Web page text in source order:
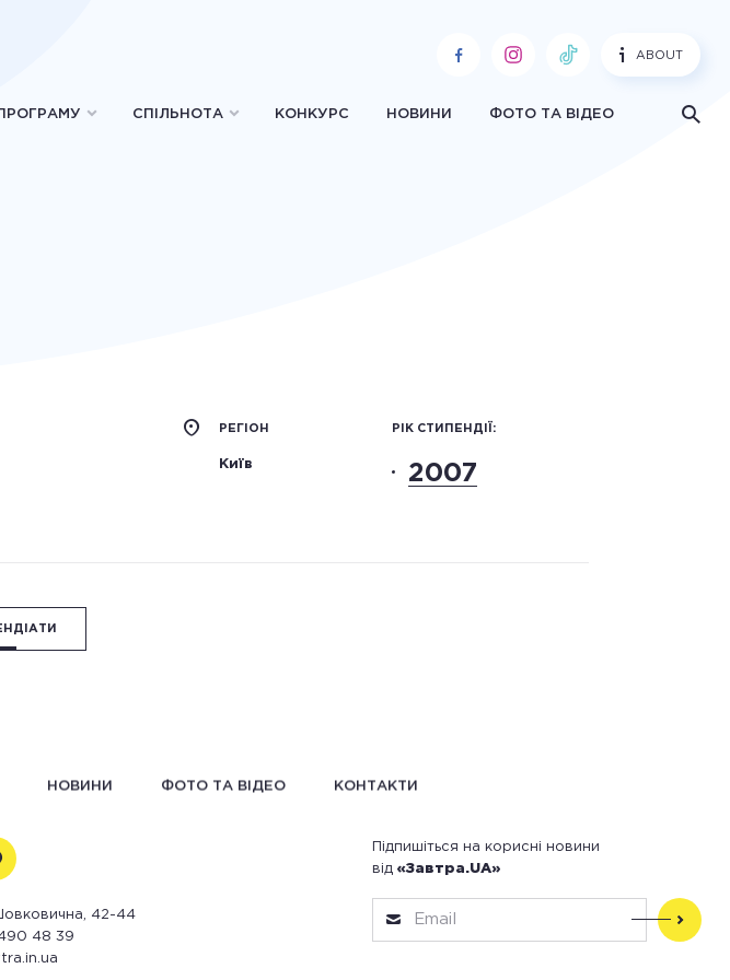
ABOUT
СПІЛЬНОТА КОНКУРС НОВИНИ ФОТО ТА ВІДЕО
РЕГІОН
Київ
РІК СТИПЕНДІЇ:
2007
НОВИНИ ФОТО ТА ВІДЕО КОНТАКТИ
42-44
48 39
Підпишіться на корисні новини
від «Завтра.UA»